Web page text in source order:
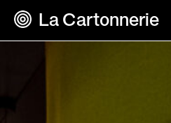
La Cartonnerie